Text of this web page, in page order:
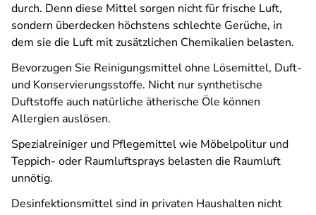
durch. Denn diese Mittel sorgen nicht für frische Luft,
sondern überdecken höchstens schlechte Gerüche, in
dem sie die Luft mit zusätzlichen Chemikalien belasten.
Bevorzugen Sie Reinigungsmittel ohne Lösemittel, Duft-
und Konservierungsstoffe. Nicht nur synthetische
Duftstoffe auch natürliche ätherische Öle können
Allergien auslösen.
Spezialreiniger und Pflegemittel wie Möbelpolitur und
Teppich- oder Raumluftsprays belasten die Raumluft
unnötig.
Desinfektionsmittel sind in privaten Haushalten nicht